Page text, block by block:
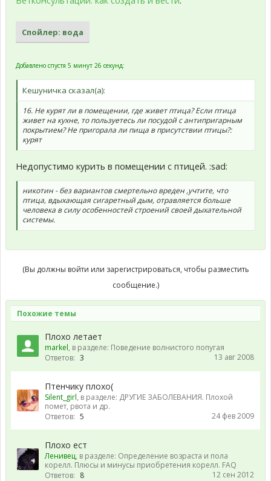
Спойлер: вода
Добавлено спустя 5 минут 26 секунд:
Кешуничка сказал(а):
16. Не курят ли в помещении, где живет птица? Если птица
живет на кухне, то пользуетесь ли посудой с антипригарным
покрытием? Не пригорала ли пища в присутствии птицы?:
курят
Недопустимо курить в помещении с птицей. :sad:
никотин - без вариантов смертельно вреден ,учтите, что
птица, вдыхающая сигаретный дым, отравляется больше
человека в силу особенностей строений своей дыхательной
системы.
(Вы должны войти или зарегистрироваться, чтобы разместить
сообщение.)
Похожие темы
Плохо летает
markel, в разделе: Поведение волнистого попугая
Ответов: 3 13 авг 2008
Птенчику плохо(
Silent_girl, в разделе: ДРУГИЕ ЗАБОЛЕВАНИЯ. Плохой
помет, рвота и др.
Ответов: 5 24 фев 2009
Плохо ест
Ленивец, в разделе: Определение возраста и пола
корелл. Плюсы и минусы приобретения корелл. FAQ
Ответов: 8 12 сен 2012